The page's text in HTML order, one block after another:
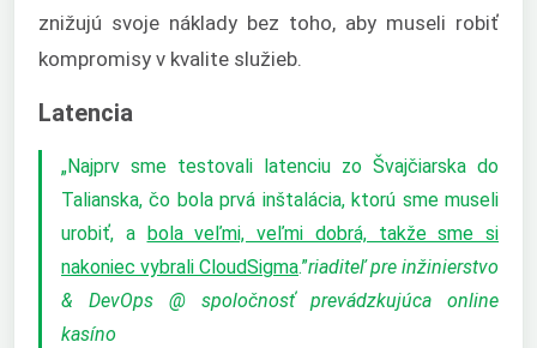
znižujú svoje náklady bez toho, aby museli robiť
kompromisy v kvalite služieb.
Latencia
„Najprv sme testovali latenciu zo Švajčiarska do
Talianska, čo bola prvá inštalácia, ktorú sme museli
urobiť, a
bola veľmi, veľmi dobrá, takže sme si
nakoniec vybrali CloudSigma.”riaditeľ pre inžinierstvo
& DevOps @ spoločnosť prevádzkujúca online
kasíno